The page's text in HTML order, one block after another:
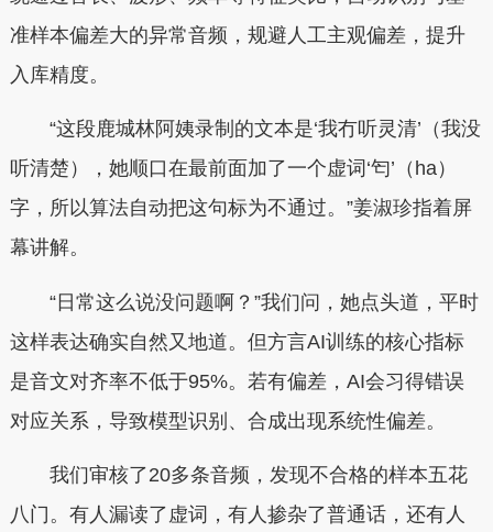
准样本偏差大的异常音频，规避人工主观偏差，提升
入库精度。
“这段鹿城林阿姨录制的文本是‘我冇听灵清’（我没
听清楚），她顺口在最前面加了一个虚词‘匄’（ha）
字，所以算法自动把这句标为不通过。”姜淑珍指着屏
幕讲解。
“日常这么说没问题啊？”我们问，她点头道，平时
这样表达确实自然又地道。但方言AI训练的核心指标
是音文对齐率不低于95%。若有偏差，AI会习得错误
对应关系，导致模型识别、合成出现系统性偏差。
我们审核了20多条音频，发现不合格的样本五花
八门。有人漏读了虚词，有人掺杂了普通话，还有人